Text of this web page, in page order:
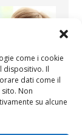
come i cookie
dispositivo. Il
dati come il
Non
su alcune